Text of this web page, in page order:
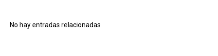
No hay entradas relacionadas